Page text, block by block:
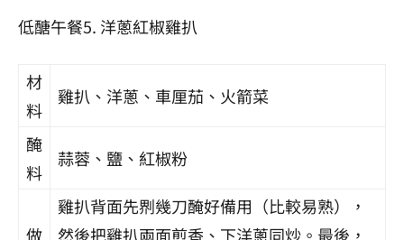
低醣午餐5. 洋蔥紅椒雞扒
材
料
雞扒、洋蔥、車厘茄、火箭菜
醃
料
蒜蓉、鹽、紅椒粉
做
雞扒背面先𠝹幾刀醃好備用（比較易熟），
然後把雞扒兩面煎香、下洋蔥同炒。最後，